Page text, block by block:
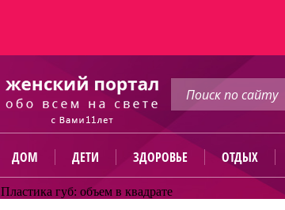
ДОМ ДЕТИ ЗДОРОВЬЕ ОТДЫХ
Пластика губ: объем в квадрате